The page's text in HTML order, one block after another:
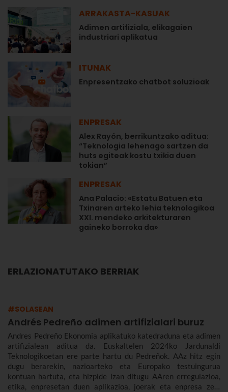
ARRAKASTA-KASUAK
Adimen artifiziala, elikagaien
industriari aplikatua
ITUNAK
Enpresentzako chatbot soluzioak
ENPRESAK
Alex Rayón, berrikuntzako aditua:
“Teknologia lehenago sartzen da
huts egiteak kostu txikia duen
tokian”
ENPRESAK
Ana Palacio: «Estatu Batuen eta
Txinaren arteko lehia teknologikoa
XXI. mendeko arkitekturaren
gaineko borroka da»
ERLAZIONATUTAKO BERRIAK
#SOLASEAN
Andrés Pedreño adimen artifizialari buruz
Andres Pedreño Ekonomia aplikatuko katedraduna eta adimen
artifizialean aditua da. Euskaltelen 2024ko Jardunaldi
Teknologikoetan ere parte hartu du Pedreñok. AAz hitz egin
dugu berarekin, nazioarteko eta Europako testuingurua
kontuan hartuta, eta hizpide izan ditugu AAren erregulazioa,
etika, enpresetan duen aplikazioa, joerak eta enpresa zein